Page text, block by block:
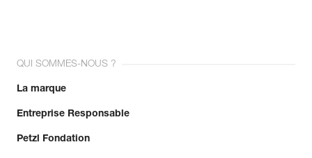
QUI SOMMES-NOUS ?
La marque
Entreprise Responsable
Petzl Fondation